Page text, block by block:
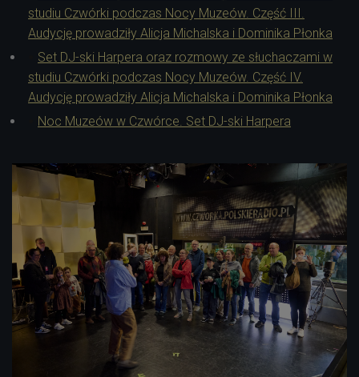
studiu Czwórki podczas Nocy Muzeów. Część III.
Audycję prowadziły Alicja Michalska i Dominika Płonka
Set DJ-ski Harpera oraz rozmowy ze słuchaczami w
studiu Czwórki podczas Nocy Muzeów. Część IV.
Audycję prowadziły Alicja Michalska i Dominika Płonka
Noc Muzeów w Czwórce. Set DJ-ski Harpera